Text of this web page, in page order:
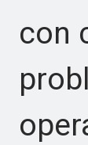
con